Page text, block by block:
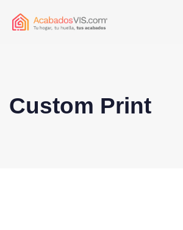
Custom Print